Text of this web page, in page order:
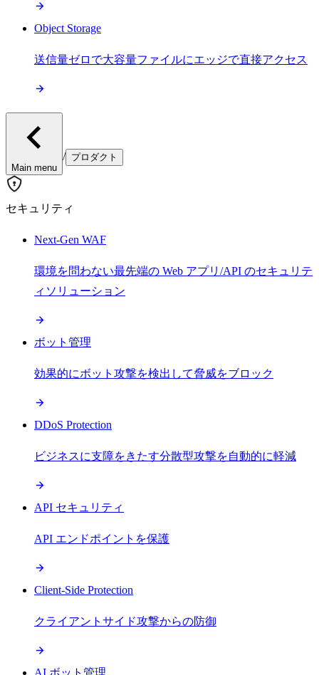
Object Storage
送信量ゼロで大容量ファイルにエッジで直接アクセス
Main menu
/ プロダクト
セキュリティ
Next-Gen WAF
環境を問わない最先端の Web アプリ/API のセキュリテ
ィソリューション
ボット管理
効果的にボット攻撃を検出して脅威をブロック
DDoS Protection
ビジネスに支障をきたす分散型攻撃を自動的に軽減
API セキュリティ
API エンドポイントを保護
Client-Side Protection
クライアントサイド攻撃からの防御
AI ボット管理